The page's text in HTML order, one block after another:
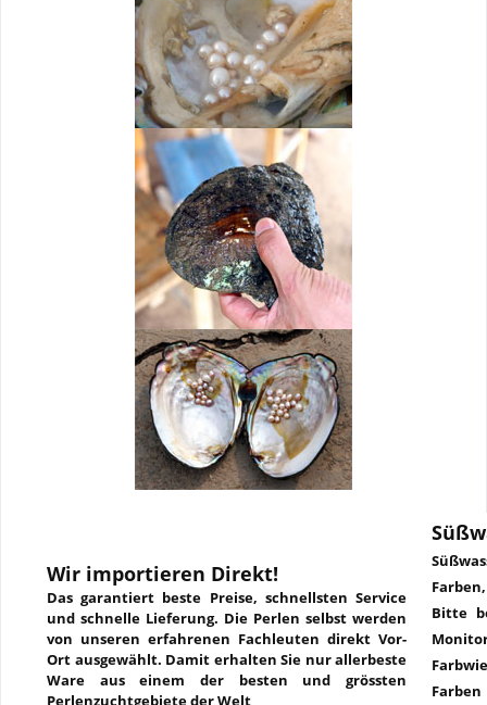
Wir importieren Direkt!
Das garantiert beste Preise, schnellsten Service
und schnelle Lieferung. Die Perlen selbst werden
von unseren erfahrenen Fachleuten direkt Vor-
Ort ausgewählt. Damit erhalten Sie nur allerbeste
Ware aus einem der besten und grössten
Perlenzuchtgebiete der Welt
Bitte